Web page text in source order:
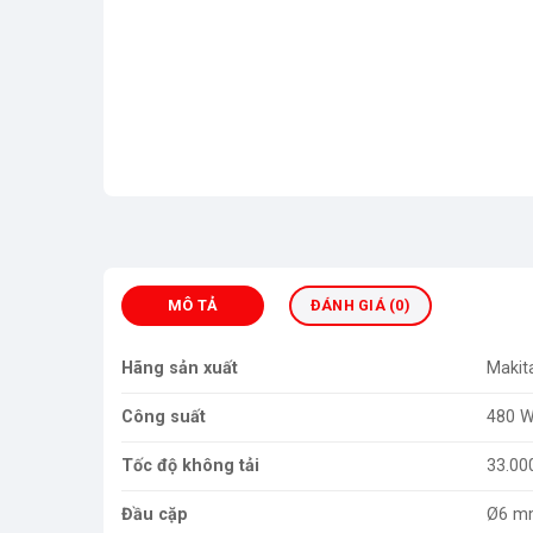
MÔ TẢ ĐÁNH GIÁ (0)
Hãng sản xuất
Công suất 480
Tốc độ không tải
Đầu cặp Ø6